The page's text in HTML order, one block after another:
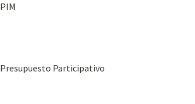
PIM
Presupuesto Participativo